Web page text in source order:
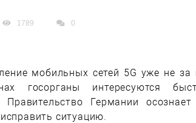
1789 0
мобильных сетей 5G уже не
госорганы интересуются
Правительство Германии
ситуацию.